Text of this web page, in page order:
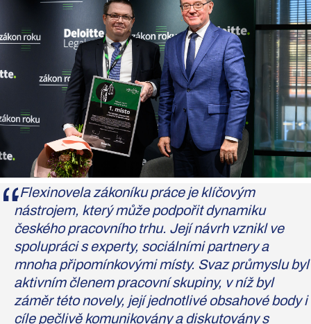
„Flexinovela zákoníku práce je klíčovým
nástrojem, který může podpořit dynamiku
českého pracovního trhu. Její návrh vznikl ve
spolupráci s experty, sociálními partnery a
mnoha připomínkovými místy. Svaz průmyslu byl
aktivním členem pracovní skupiny, v níž byl
záměr této novely, její jednotlivé obsahové body i
cíle pečlivě komunikovány a diskutovány s